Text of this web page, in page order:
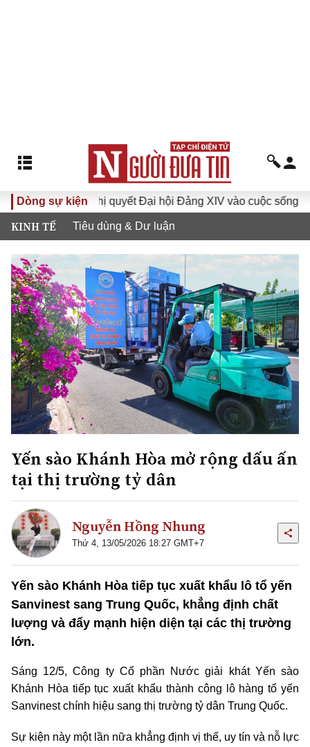
Dòng sự kiện
Đưa Nghị quyết Đại hội Đảng XIV vào cuộc sống
KINH TẾ Tiêu dùng & Dư luận
Yến sào Khánh Hòa mở rộng dấu ấn
tại thị trường tỷ dân
Nguyễn Hồng Nhung
Thứ 4, 13/05/2026 18:27 GMT+7
Yến sào Khánh Hòa tiếp tục xuất khẩu lô tổ yến
Sanvinest sang Trung Quốc, khẳng định chất
lượng và đẩy mạnh hiện diện tại các thị trường
lớn.
Sáng 12/5, Công ty Cổ phần Nước giải khát Yến sào
Khánh Hòa tiếp tục xuất khẩu thành công lô hàng tổ yến
Sanvinest chính hiệu sang thị trường tỷ dân Trung Quốc.
Sự kiện này một lần nữa khẳng định vị thế, uy tín và nỗ lực